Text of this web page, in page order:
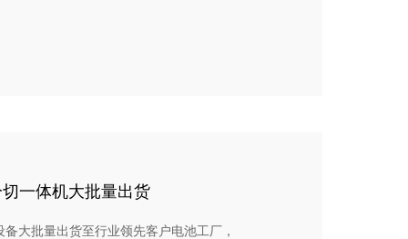
的国际太阳能新能源展是土耳其及中东
一体机大批量出货
大批量出货至行业领先客户电池工厂，